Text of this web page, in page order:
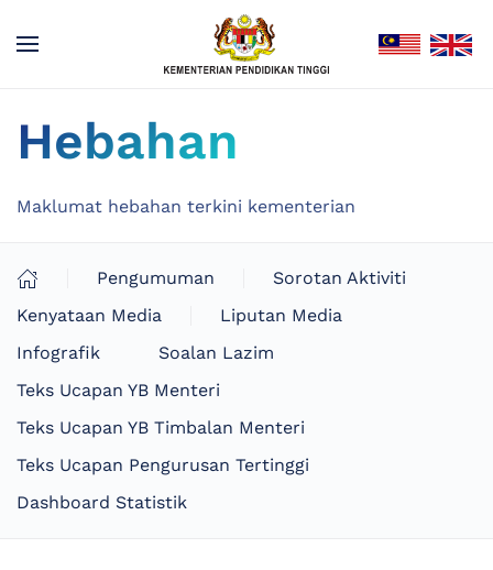
Hebahan
Maklumat hebahan terkini kementerian
Pengumuman
Sorotan Aktiviti
Kenyataan Media
Liputan Media
Infografik
Soalan Lazim
Teks Ucapan YB Menteri
Teks Ucapan YB Timbalan Menteri
Teks Ucapan Pengurusan Tertinggi
Dashboard Statistik